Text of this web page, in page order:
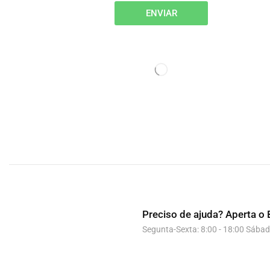
ENVIAR
Preciso de ajuda? Aperta o
Segunta-Sexta: 8:00 - 18:00